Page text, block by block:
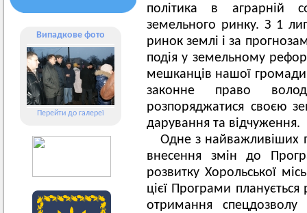
Випадкове фото
Перейти до галереї
політика в аграрній
земельного ринку. З 1
ринок землі і за
подія у земельному
мешканців нашої громади
законне право
розпоряджатися своєю
дарування та відчуження.
Одне з найважливіших
внесення змін до
розвитку Хорольської
цієї Програми
отримання